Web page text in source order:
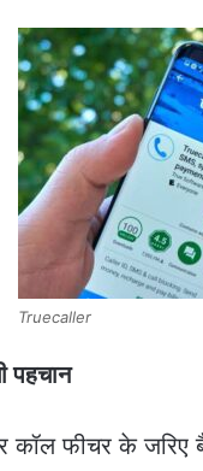
Truecaller
पहचान
फीचर के जरिए